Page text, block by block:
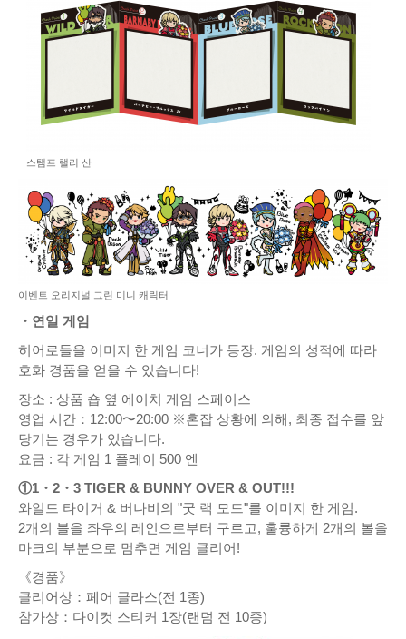
스탬프 랠리 산
이벤트 오리지널 그린 미니 캐릭터
・연일 게임
히어로들을 이미지 한 게임 코너가 등장. 게임의 성적에 따라
호화 경품을 얻을 수 있습니다!
장소 : 상품 숍 옆 에이치 게임 스페이스
영업 시간：12:00〜20:00 ※혼잡 상황에 의해, 최종 접수를 앞
당기는 경우가 있습니다.
요금 : 각 게임 1 플레이 500 엔
①1・2・3 TIGER & BUNNY OVER & OUT!!!
와일드 타이거 & 버나비의 "굿 랙 모드"를 이미지 한 게임.
2개의 볼을 좌우의 레인으로부터 구르고, 훌륭하게 2개의 볼을
마크의 부분으로 멈추면 게임 클리어!
《경품》
클리어상：페어 글라스(전 1종)
참가상：다이컷 스티커 1장(랜덤 전 10종)